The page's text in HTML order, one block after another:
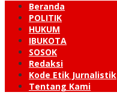
Beranda
POLITIK
HUKUM
IBUKOTA
SOSOK
Redaksi
Kode Etik Jurnalistik
Tentang Kami